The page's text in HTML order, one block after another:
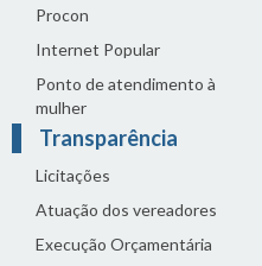
Procon
Internet Popular
Ponto de atendimento à
mulher
Transparência
Licitações
Atuação dos vereadores
Execução Orçamentária